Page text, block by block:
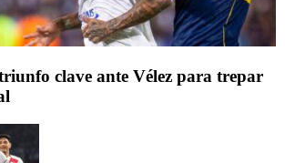
clave ante Vélez para trepar